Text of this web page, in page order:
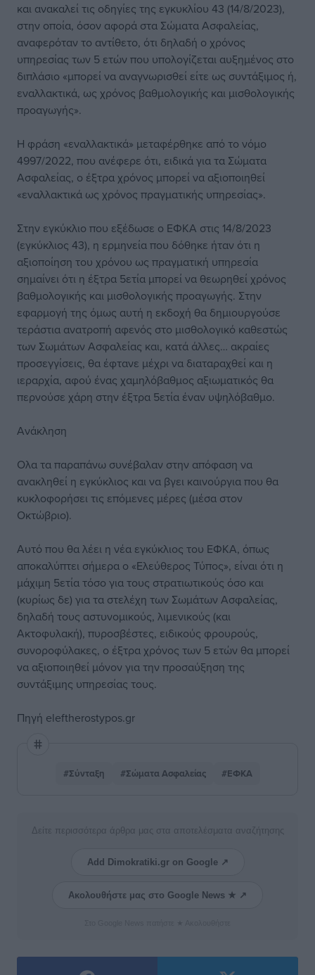
και ανακαλεί τις οδηγίες της εγκυκλίου 43 (14/8/2023),
στην οποία, όσον αφορά στα Σώματα Ασφαλείας,
αναφερόταν το αντίθετο, ότι δηλαδή ο χρόνος
υπηρεσίας των 5 ετών που υπολογίζεται αυξημένος στο
διπλάσιο «μπορεί να αναγνωρισθεί είτε ως συντάξιμος ή,
εναλλακτικά, ως χρόνος βαθμολογικής και μισθολογικής
προαγωγής».
Η φράση «εναλλακτικά» μεταφέρθηκε από το νόμο
4997/2022, που ανέφερε ότι, ειδικά για τα Σώματα
Ασφαλείας, ο έξτρα χρόνος μπορεί να αξιοποιηθεί
«εναλλακτικά ως χρόνος πραγματικής υπηρεσίας».
Στην εγκύκλιο που εξέδωσε ο ΕΦΚΑ στις 14/8/2023
(εγκύκλιος 43), η ερμηνεία που δόθηκε ήταν ότι η
αξιοποίηση του χρόνου ως πραγματική υπηρεσία
σημαίνει ότι η έξτρα 5ετία μπορεί να θεωρηθεί χρόνος
βαθμολογικής και μισθολογικής προαγωγής. Στην
εφαρμογή της όμως αυτή η εκδοχή θα δημιουργούσε
τεράστια ανατροπή αφενός στο μισθολογικό καθεστώς
των Σωμάτων Ασφαλείας και, κατά άλλες… ακραίες
προσεγγίσεις, θα έφτανε μέχρι να διαταραχθεί και η
ιεραρχία, αφού ένας χαμηλόβαθμος αξιωματικός θα
περνούσε χάρη στην έξτρα 5ετία έναν υψηλόβαθμο.
Ανάκληση
Ολα τα παραπάνω συνέβαλαν στην απόφαση να
ανακληθεί η εγκύκλιος και να βγει καινούργια που θα
κυκλοφορήσει τις επόμενες μέρες (μέσα στον
Οκτώβριο).
Αυτό που θα λέει η νέα εγκύκλιος του ΕΦΚΑ, όπως
αποκαλύπτει σήμερα ο «Ελεύθερος Τύπος», είναι ότι η
μάχιμη 5ετία τόσο για τους στρατιωτικούς όσο και
(κυρίως δε) για τα στελέχη των Σωμάτων Ασφαλείας,
δηλαδή τους αστυνομικούς, λιμενικούς (και
Ακτοφυλακή), πυροσβέστες, ειδικούς φρουρούς,
συνοροφύλακες, ο έξτρα χρόνος των 5 ετών θα μπορεί
να αξιοποιηθεί μόνον για την προσαύξηση της
συντάξιμης υπηρεσίας τους.
Πηγή eleftherostypos.gr
#Σύνταξη #Σώματα Ασφαλείας #ΕΦΚΑ
Δείτε περισσότερα άρθρα μας στα αποτελέσματα αναζήτησης
Add Dimokratiki.gr on Google ↗
Ακολουθήστε μας στο Google News ★ ↗